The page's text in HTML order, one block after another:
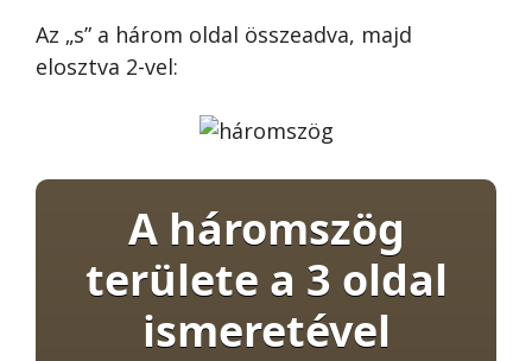
Az „s” a három oldal összeadva, majd
elosztva 2-vel:
A háromszög
területe a 3 oldal
ismeretével